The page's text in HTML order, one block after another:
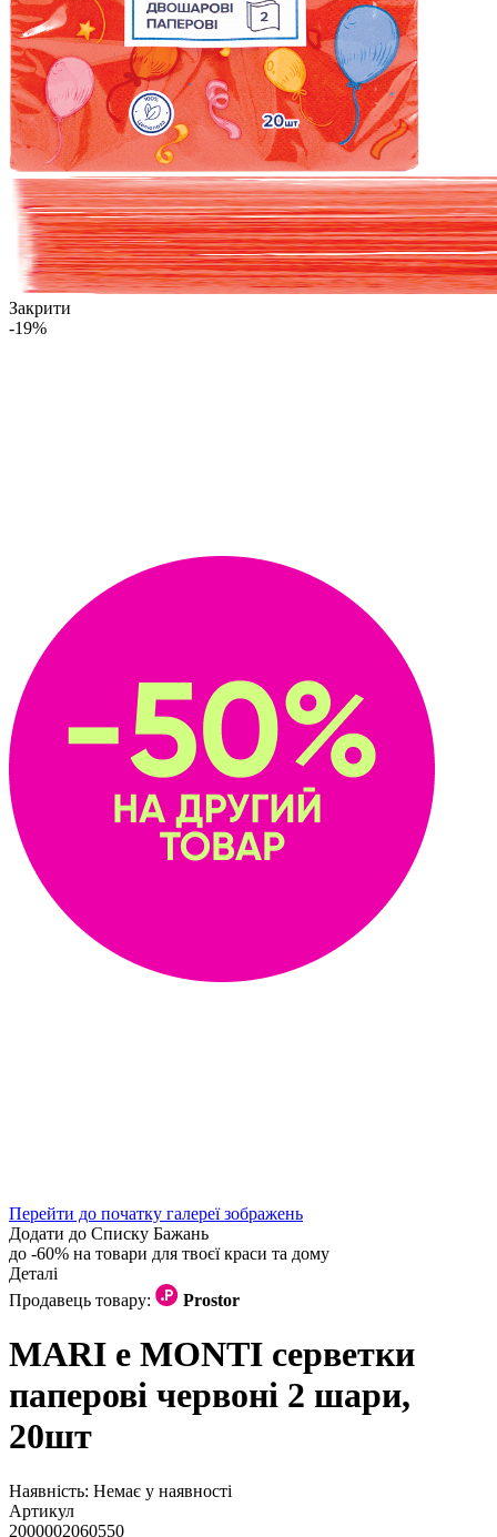
Закрити
-19%
Перейти до початку галереї зображень
Додати до Списку Бажань
до -60% на товари для твоєї краси та дому
Деталі
Продавець товару:
Prostor
MARI e MONTI серветки
паперові червоні 2 шари,
20шт
Наявність: Немає у наявності
Артикул
2000002060550